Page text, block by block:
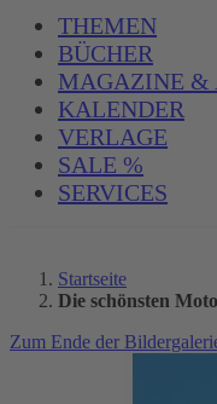
THEMEN
BÜCHER
MAGAZINE &
KALENDER
VERLAGE
SALE %
SERVICES
Startseite
Die schönsten
Zum Ende der